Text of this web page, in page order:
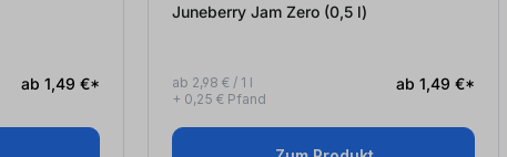
ab 1,49 €*
Juneberry Jam Zero (0,5 l)
ab 2,98 € / 1 l
+ 0,25 € Pfand
ab 1,49 €*